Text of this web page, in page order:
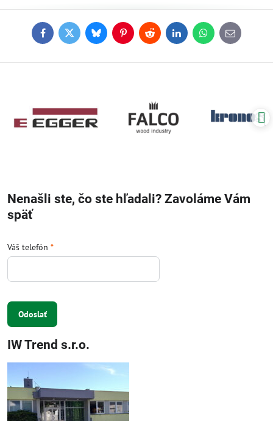
FacebookTwitterBlueskyPinterestReddit LinkedInWhatsApp
E-
mail
Nenašli ste, čo ste hľadali? Zavoláme Vám
späť
Váš telefón *
Odoslať
IW Trend s.r.o.